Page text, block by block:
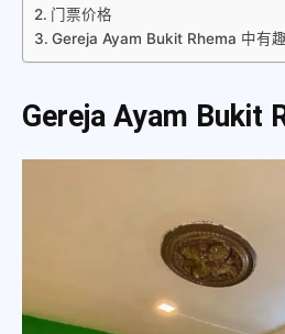
门票价格
Gereja Ayam Bukit Rhema 中有
Gereja Ayam Bukit